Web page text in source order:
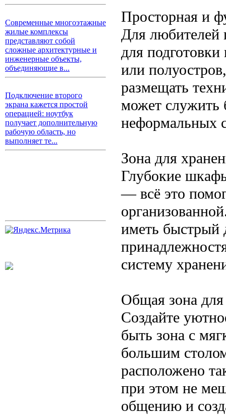
Современные многоэтажные
жилые комплексы
представляют собой
сложные архитектурные и
инженерные объекты,
объединяющие в...
Подключение второго
экрана кажется простой
операцией: ноутбук
получает дополнительную
рабочую область, но
выполняет те...
Просторная и
Для любителей
для
или
размещать
может служить
неформальных
Зона для
Глубокие
— всё это
иметь быстрый
систему
Общая зона
Создайте
быть зона с
большим
расположено
при этом не
общению и